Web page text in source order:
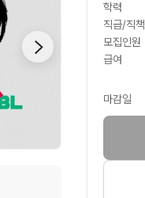
학력
직급/직책
모집인원
급여
마감일